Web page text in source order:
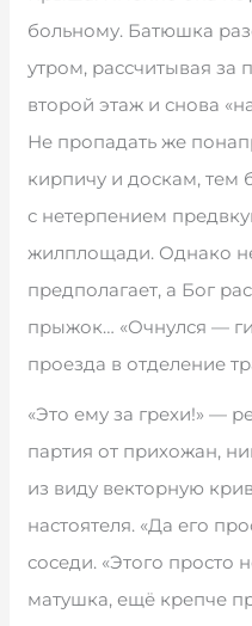
больному. Батюшка
утром, рассчитывая за
второй этаж и снова
Не пропадать же
кирпичу и доскам, тем
с нетерпением
жилплощади. Однако
предполагает, а Бог
прыжок… «Очнулся —
проезда в отделение
«Это ему за грехи!» —
партия от прихожан,
из виду векторную
настоятеля. «Да его
соседи. «Этого просто
матушка, ещё крепче